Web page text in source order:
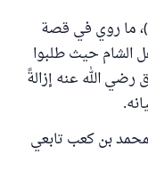
ما روي في قصة
الشام حيث طلبوا
رضي الله عنه إزالةً
بن كعب تابعي